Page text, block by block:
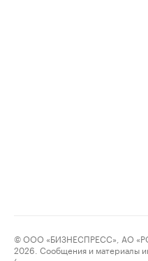
© ООО «БИЗНЕСПРЕСС», АО
2026. Сообщения и материалы